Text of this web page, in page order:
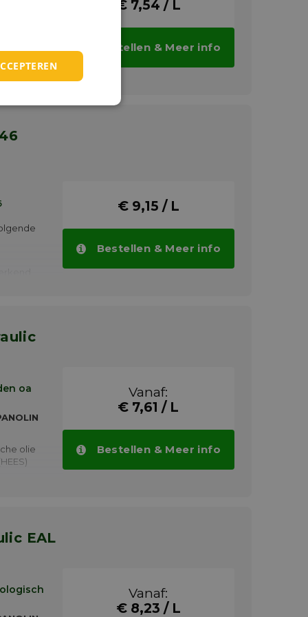
€ 7,54 / L
Bestellen & Meer info
€ 9,15 / L
Bestellen & Meer info
oa
olie
Vanaf:
€ 7,61 / L
Bestellen & Meer info
Vanaf:
€ 8,23 / L